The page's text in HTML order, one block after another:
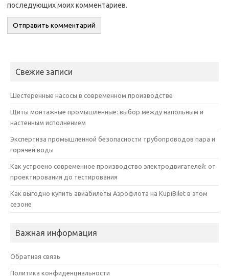
последующих моих комментариев.
Свежие записи
Шестеренные насосы в современном производстве
Щиты монтажные промышленные: выбор между напольным и
настенным исполнением
Экспертиза промышленной безопасности трубопроводов пара и
горячей воды
Как устроено современное производство электродвигателей: от
проектирования до тестирования
Как выгодно купить авиабилеты Аэрофлота на KupiBilet в этом
сезоне
Важная информация
Обратная связь
Политика конфиденциальности